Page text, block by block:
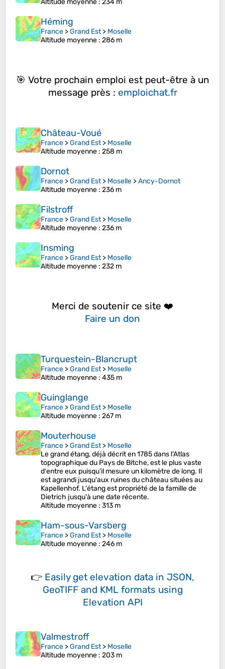
Altitude moyenne : 234 m
Héming
France >Grand Est> Moselle
Altitude moyenne : 286 m
🎯 Votre prochain emploi est peut-être à un
message près : emploichat.fr
Château-Voué
France >Grand Est> Moselle
Altitude moyenne : 258 m
Dornot
France >Grand Est> Moselle >Ancy-Dornot
Altitude moyenne : 236 m
Filstroff
France >Grand Est> Moselle
Altitude moyenne : 236 m
Insming
France >Grand Est> Moselle
Altitude moyenne : 232 m
Merci de soutenir ce site ❤️
Faire un don
Turquestein-Blancrupt
France >Grand Est> Moselle
Altitude moyenne : 435 m
Guinglange
France >Grand Est> Moselle
Altitude moyenne : 267 m
Mouterhouse
France >Grand Est> Moselle
Le grand étang, déjà décrit en 1785 dans l'Atlas
topographique du Pays de Bitche, est le plus vaste
d'entre eux puisqu'il mesure un kilomètre de long. Il
est agrandi jusqu'aux ruines du château situées au
Kapellenhof. L'étang est propriété de la famille de
Dietrich jusqu'à une date récente.
Altitude moyenne : 313 m
Ham-sous-Varsberg
France >Grand Est> Moselle
Altitude moyenne : 246 m
👉 Easily get elevation data in JSON,
GeoTIFF and KML formats using
Elevation API
Valmestroff
France >Grand Est> Moselle
Altitude moyenne : 203 m